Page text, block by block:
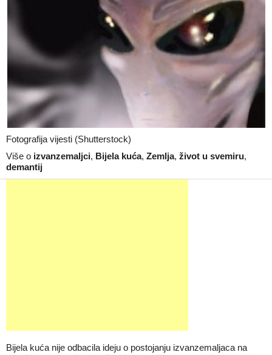
Fotografija vijesti (Shutterstock)
Više o izvanzemaljci, Bijela kuća, Zemlja, život u svemiru,
demantij
Bijela kuća nije odbacila ideju o postojanju izvanzemaljaca na